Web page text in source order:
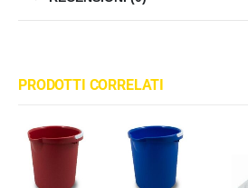
PRODOTTI CORRELATI